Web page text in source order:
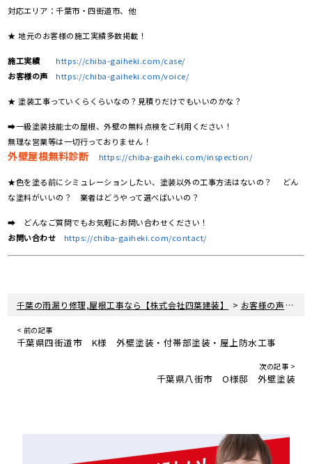
対応エリア：千葉市・四街道市、他
★ 地元のお客様の施工実績多数掲載！
施工実績
https://chiba-gaiheki.com/case/
お客様の声
https://chiba-gaiheki.com/voice/
★ 塗装工事っていくらくらいなの？見積りだけでもいいのかな？
➡一級塗装技能士の屋根、外壁の無料点検をご利用ください！
無理な営業等は一切行っておりません！
外壁屋根無料診断 https://chiba-gaiheki.com/inspection/
★色を塗る前にシミュレーションしたい、塗装以外の工事方法はないの？ どん
な塗料がいいの？ 業者はどうやって選べばいいの？
➡ どんなご質問でもお気軽にお問い合わせください！
お問い合わせ
https://chiba-gaiheki.com/contact/
千葉の雨漏り修理,屋根工事なら【株式会社四葉建装】 > お客様の声 >
< 前の記事
千葉県四街道市 K様 外壁塗装・付帯部塗装・屋上防水工事
次の記事 >
千葉県八街市 O様邸 外壁塗装